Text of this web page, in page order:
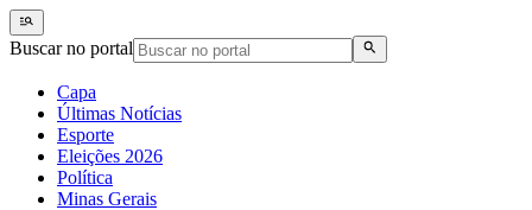
Buscar no portal
Capa
Últimas Notícias
Esporte
Eleições 2026
Política
Minas Gerais